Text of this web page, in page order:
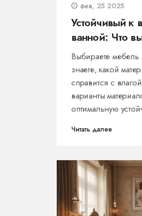
фев, 25 2025
Устойчивый к
ванной: Что
Выбираете
знаете, какой
справится с
варианты
оптимальную
популярных
приведём
уходу. Сделайте
защитите свою
Читайте, чтобы
Читать далее